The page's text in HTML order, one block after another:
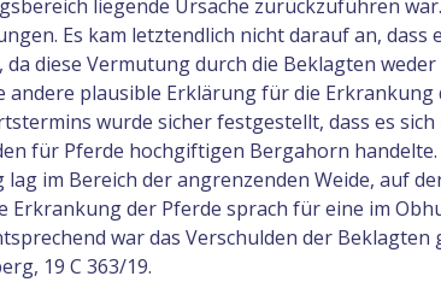
liegende Ursache zurückzuführen
Es kam letztendlich nicht darauf an, dass
diese Vermutung durch die Beklagten
plausible Erklärung für die Erkrankung
wurde sicher festgestellt, dass es sich
für Pferde hochgiftigen Bergahorn handelte.
im Bereich der angrenzenden Weide, auf
Erkrankung der Pferde sprach für eine im
war das Verschulden der Beklagten
19 C 363/19.